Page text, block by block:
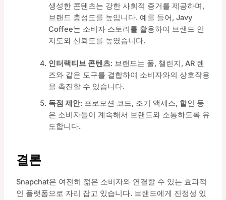
생성한 콘텐츠는 강한 사회적 증거를 제공하며,
브랜드 충성도를 높입니다. 예를 들어, Javy
Coffee는 소비자 스토리를 활용하여 브랜드 인
지도와 신뢰도를 높였습니다.
인터랙티브 콘텐츠: 브랜드는 폴, 챌린지, AR 렌
즈와 같은 도구를 결합하여 소비자와의 상호작용
을 촉진할 수 있습니다.
독점 제안: 프로모션 코드, 조기 액세스, 할인 등
은 소비자들이 계속해서 브랜드와 소통하도록 유
도합니다.
결론
Snapchat은 여전히 젊은 소비자와 연결할 수 있는 효과적
인 플랫폼으로 자리 잡고 있습니다. 브랜드에게 진정성 있